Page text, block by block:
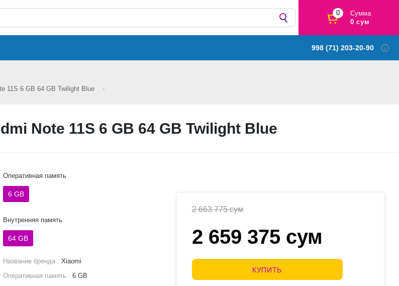
0
Сумма
0 сум
998 (71) 203-20-90
11S 6 GB 64 GB Twilight Blue
Note 11S 6 GB 64 GB Twilight Blue
2 663 775 сум
2 659 375 сум
КУПИТЬ
Оперативная память
6 GB
Внутренняя память
64 GB
Название бренда :Xiaomi
Оперативная память :6 GB